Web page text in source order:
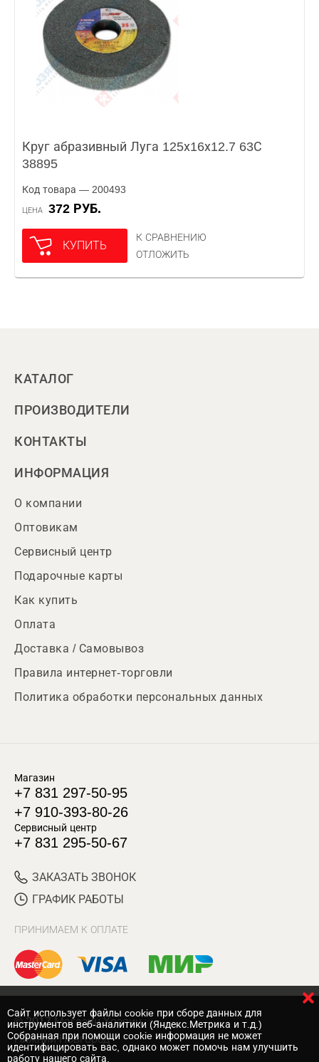
Круг абразивный Луга 125х16х12.7 63С
38895
Код товара — 200493
ЦЕНА 372 РУБ.
КУПИТЬ
К СРАВНЕНИЮ
ОТЛОЖИТЬ
КАТАЛОГ
ПРОИЗВОДИТЕЛИ
КОНТАКТЫ
ИНФОРМАЦИЯ
О компании
Оптовикам
Сервисный центр
Подарочные карты
Как купить
Оплата
Доставка / Самовывоз
Правила интернет-торговли
Политика обработки персональных данных
Магазин
+7 831 297-50-95
+7 910-393-80-26
Сервисный центр
+7 831 295-50-67
ЗАКАЗАТЬ ЗВОНОК
ГРАФИК РАБОТЫ
ПРИНИМАЕМ К ОПЛАТЕ
© 2017 Магазин Хозяин
Нижний Новгород
Cайт использует файлы cookie при сборе данных для
инструментов веб-аналитики (Яндекс.Метрика и т.д.)
Собранная при помощи cookie информация не может
идентифицировать вас, однако может помочь нам улучшить
работу нашего сайта.